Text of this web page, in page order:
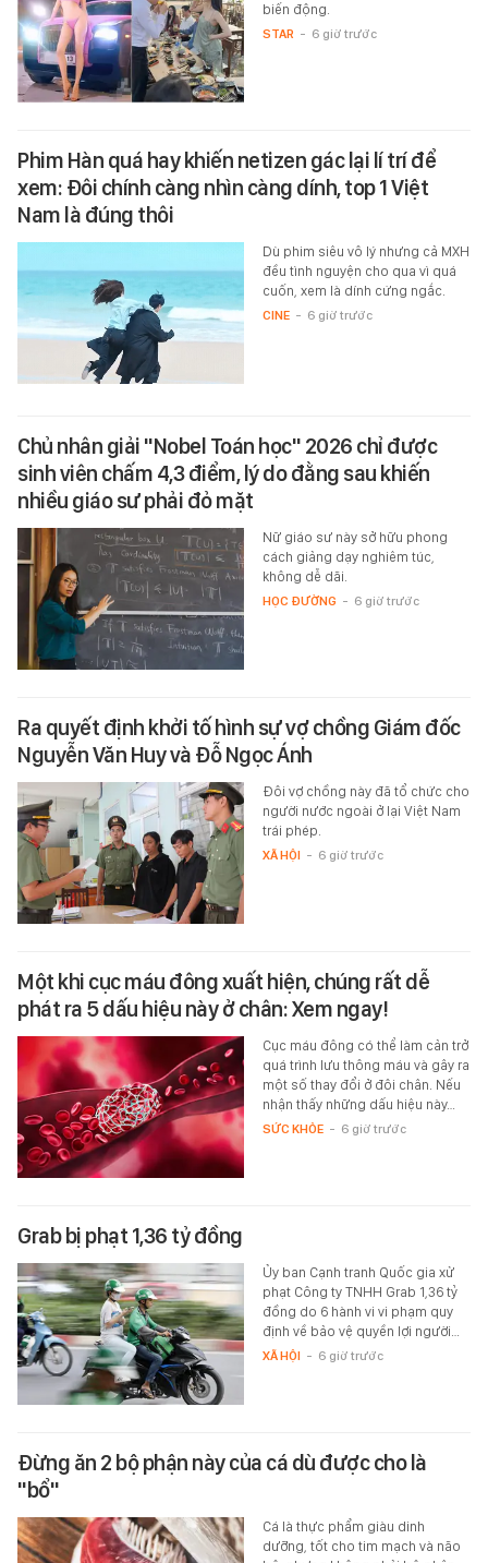
biến động.
STAR - 6 giờ trước
Phim Hàn quá hay khiến netizen gác lại lí trí để
xem: Đôi chính càng nhìn càng dính, top 1 Việt
Nam là đúng thôi
Dù phim siêu vô lý nhưng cả MXH
đều tình nguyện cho qua vì quá
cuốn, xem là dính cứng ngắc.
CINE - 6 giờ trước
Chủ nhân giải "Nobel Toán học" 2026 chỉ được
sinh viên chấm 4,3 điểm, lý do đằng sau khiến
nhiều giáo sư phải đỏ mặt
Nữ giáo sư này sở hữu phong
cách giảng dạy nghiêm túc,
không dễ dãi.
HỌC ĐƯỜNG - 6 giờ trước
Ra quyết định khởi tố hình sự vợ chồng Giám đốc
Nguyễn Văn Huy và Đỗ Ngọc Ánh
Đôi vợ chồng này đã tổ chức cho
người nước ngoài ở lại Việt Nam
trái phép.
XÃ HỘI - 6 giờ trước
Một khi cục máu đông xuất hiện, chúng rất dễ
phát ra 5 dấu hiệu này ở chân: Xem ngay!
Cục máu đông có thể làm cản trở
quá trình lưu thông máu và gây ra
một số thay đổi ở đôi chân. Nếu
nhận thấy những dấu hiệu này…
SỨC KHỎE - 6 giờ trước
Grab bị phạt 1,36 tỷ đồng
Ủy ban Cạnh tranh Quốc gia xử
phạt Công ty TNHH Grab 1,36 tỷ
đồng do 6 hành vi vi phạm quy
định về bảo vệ quyền lợi người…
XÃ HỘI - 6 giờ trước
Đừng ăn 2 bộ phận này của cá dù được cho là
"bổ"
Cá là thực phẩm giàu dinh
dưỡng, tốt cho tim mạch và não